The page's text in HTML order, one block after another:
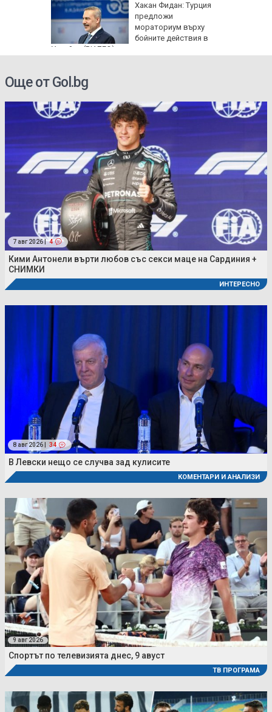
Хакан Фидан: Турция
предложи
мораториум върху
бойните действия в
Украйна (ВИДЕО)
Още от Gol.bg
7 авг 2026 | 4
Кими Антонели върти любов със секси маце на Сардиния +
СНИМКИ
ИНТЕРЕСНО
8 авг 2026 | 34
В Левски нещо се случва зад кулисите
КОМЕНТАРИ И АНАЛИЗИ
9 авг 2026
Спортът по телевизията днес, 9 авуст
ТВ ПРОГРАМА